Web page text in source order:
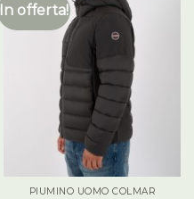
In offerta!
PIUMINO UOMO COLMAR